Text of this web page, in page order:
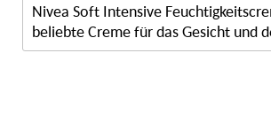
Nivea Soft Intensive
beliebte Creme für das Gesicht und